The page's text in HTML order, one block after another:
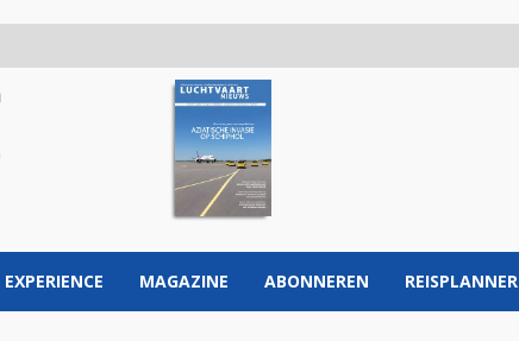
EXPERIENCE MAGAZINE ABONNEREN REISPLANNER